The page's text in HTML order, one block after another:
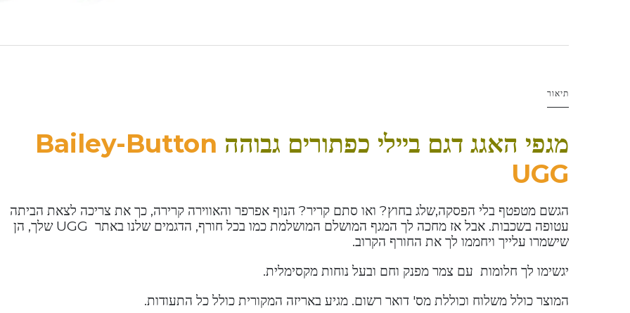
תיאור
מגפי האגג דגם ביילי כפתורים גבוהה Bailey-Button
UGG
הגשם מטפטף בלי הפסקה,שלג בחוץ? ואו סתם קריר? הנוף אפרפר והאווירה קרירה, כך את צריכה לצאת הביתה
עטופה בשכבות. אבל אז מחכה לך המגף המושלם המושלמת כמו בכל חורף, הדגמים שלנו באתר UGG שלך, הן
שישמרו עלייך ויחממו לך את החורף הקרוב.
יגשימו לך חלומות עם צמר מפנק וחם ובעל נוחות מקסימלית.
המוצר כולל משלוח וכוללת מס' דואר רשום. מגיע באריזה המקורית כולל כל התעודות.